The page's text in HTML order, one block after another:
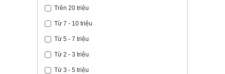
Trên 20 triệu
Từ 7 - 10 triệu
Từ 5 - 7 triệu
Từ 2 - 3 triệu
Từ 3 - 5 triệu